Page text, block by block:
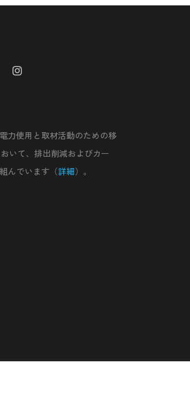
力使用と取材活動のための移
いて、排出削減およびカー
んでいます（詳細）。